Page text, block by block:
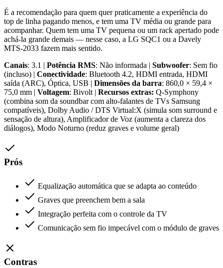
É a recomendação para quem quer praticamente a experiência do
top de linha pagando menos, e tem uma TV média ou grande para
acompanhar. Quem tem uma TV pequena ou um rack apertado pode
achá-la grande demais — nesse caso, a LG SQC1 ou a Davely
MTS-2033 fazem mais sentido.
Canais: 3.1 | Potência RMS: Não informada | Subwoofer: Sem fio
(incluso) | Conectividade: Bluetooth 4.2, HDMI entrada, HDMI
saída (ARC), Óptica, USB | Dimensões da barra: 860,0 × 59,4 ×
75,0 mm | Voltagem: Bivolt | Recursos extras: Q-Symphony
(combina som da soundbar com alto-falantes de TVs Samsung
compatíveis), Dolby Audio / DTS Virtual:X (simula som surround e
sensação de altura), Amplificador de Voz (aumenta a clareza dos
diálogos), Modo Noturno (reduz graves e volume geral)
Prós
Equalização automática que se adapta ao conteúdo
Graves que preenchem bem a sala
Integração perfeita com o controle da TV
Comunicação sem fio impecável com o módulo de graves
Contras